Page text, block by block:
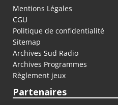
Mentions Légales
CGU
Politique de confidentialité
Sitemap
Archives Sud Radio
Archives Programmes
Règlement jeux
Partenaires